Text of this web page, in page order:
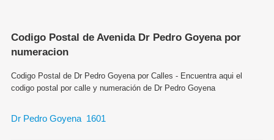
Codigo Postal de Avenida Dr Pedro Goyena por
numeracion
Codigo Postal de Dr Pedro Goyena por Calles - Encuentra aqui el
codigo postal por calle y numeración de Dr Pedro Goyena
Dr Pedro Goyena 1601